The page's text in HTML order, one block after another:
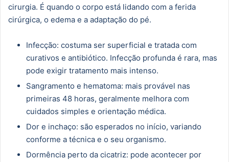
cirurgia. É quando o corpo está lidando com a ferida
cirúrgica, o edema e a adaptação do pé.
Infecção: costuma ser superficial e tratada com
curativos e antibiótico. Infecção profunda é rara, mas
pode exigir tratamento mais intenso.
Sangramento e hematoma: mais provável nas
primeiras 48 horas, geralmente melhora com
cuidados simples e orientação médica.
Dor e inchaço: são esperados no início, variando
conforme a técnica e o seu organismo.
Dormência perto da cicatriz: pode acontecer por